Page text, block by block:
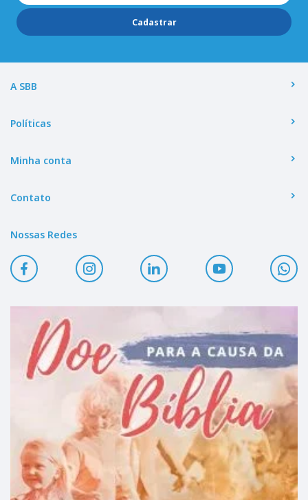
Cadastrar
A SBB
Políticas
Minha conta
Contato
Nossas Redes